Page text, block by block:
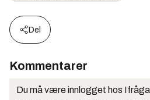
Del
Kommentarer
Du må være innlogget hos